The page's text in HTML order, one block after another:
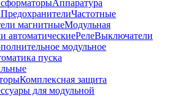
Аппаратура
ПредохранителиЧастотные
магнитныеМодульная
автоматическиеРелеВыключатели
модульное
пуска
Комплексная защита
для модульной